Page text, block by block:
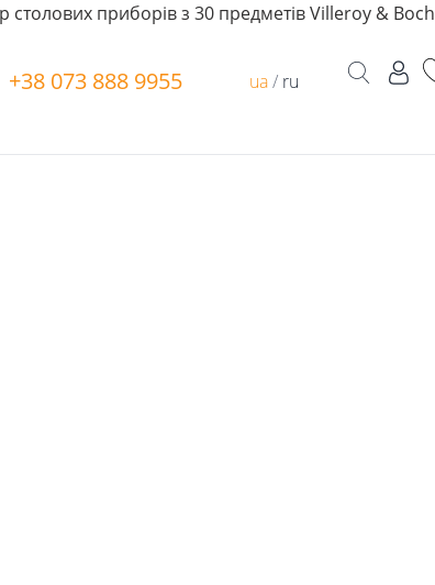
столових приборів з 30 предметів Villeroy & Boch
+38 073 888 9955 ua/ ru